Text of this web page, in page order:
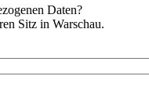
Daten?
Sitz in Warschau.